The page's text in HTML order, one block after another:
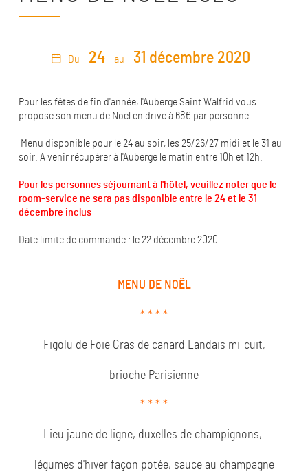
Du 24 au 31 décembre 2020
Pour les fêtes de fin d'année, l'Auberge Saint Walfrid vous
propose son menu de Noël en drive à 68€ par personne.
Menu disponible pour le 24 au soir, les 25/26/27 midi et le 31 au
soir. A venir récupérer à l'Auberge le matin entre 10h et 12h.
Pour les personnes séjournant à l'hôtel, veuillez noter que le
room-service ne sera pas disponible entre le 24 et le 31
décembre inclus
Date limite de commande : le 22 décembre 2020
MENU DE NOËL
* * * *
Figolu de Foie Gras de canard Landais mi-cuit,
brioche Parisienne
* * * *
Lieu jaune de ligne, duxelles de champignons,
légumes d'hiver façon potée, sauce au champagne